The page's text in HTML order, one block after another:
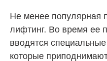
Не менее популярная
лифтинг. Во время ее
вводятся
которые